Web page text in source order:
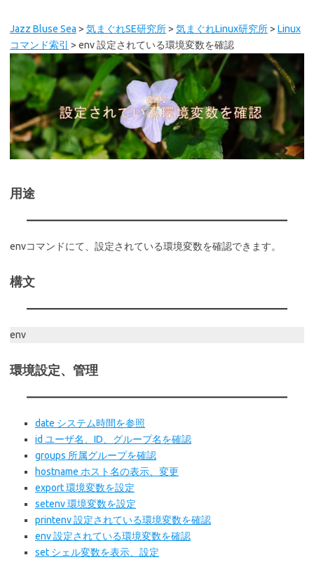
Jazz Bluse Sea > 気まぐれSE研究所> 気まぐれLinux研究所> Linux
コマンド索引
> env 設定されている環境変数を確認
用途
envコマンドにて、設定されている環境変数を確認できます。
構文
env
環境設定、管理
date システム時間を参照
id ユーザ名、ID、グループ名を確認
groups 所属グループを確認
hostname ホスト名の表示、変更
export 環境変数を設定
setenv 環境変数を設定
printenv 設定されている環境変数を確認
env 設定されている環境変数を確認
set シェル変数を表示、設定